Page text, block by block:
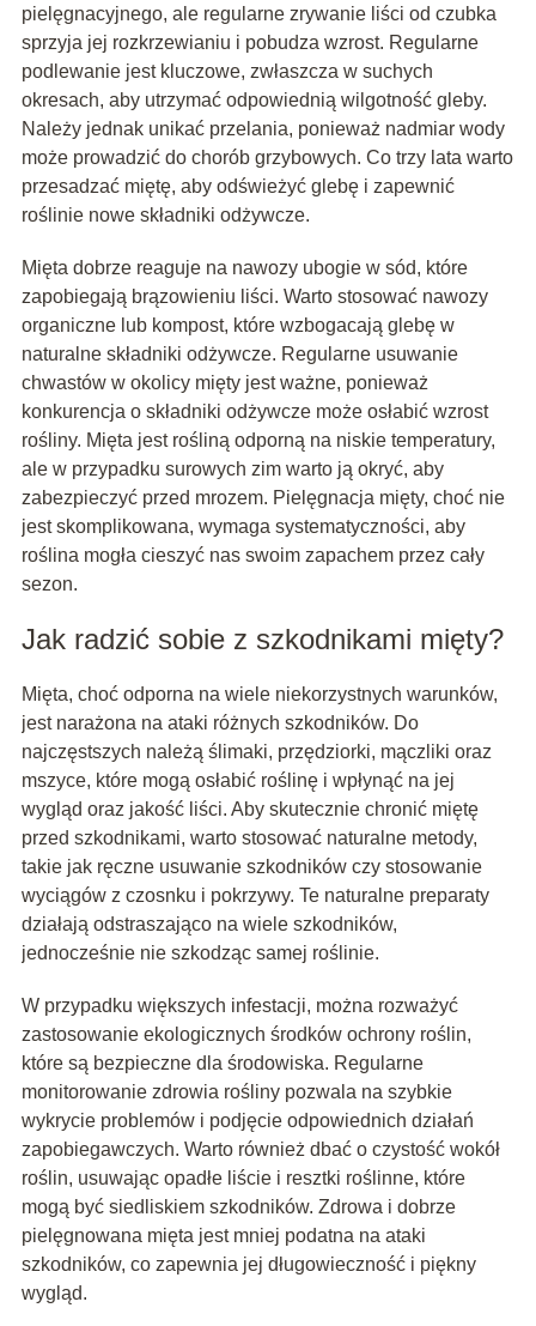
pielęgnacyjnego, ale regularne zrywanie liści od czubka
sprzyja jej rozkrzewianiu i pobudza wzrost. Regularne
podlewanie jest kluczowe, zwłaszcza w suchych
okresach, aby utrzymać odpowiednią wilgotność gleby.
Należy jednak unikać przelania, ponieważ nadmiar wody
może prowadzić do chorób grzybowych. Co trzy lata warto
przesadzać miętę, aby odświeżyć glebę i zapewnić
roślinie nowe składniki odżywcze.
Mięta dobrze reaguje na nawozy ubogie w sód, które
zapobiegają brązowieniu liści. Warto stosować nawozy
organiczne lub kompost, które wzbogacają glebę w
naturalne składniki odżywcze. Regularne usuwanie
chwastów w okolicy mięty jest ważne, ponieważ
konkurencja o składniki odżywcze może osłabić wzrost
rośliny. Mięta jest rośliną odporną na niskie temperatury,
ale w przypadku surowych zim warto ją okryć, aby
zabezpieczyć przed mrozem. Pielęgnacja mięty, choć nie
jest skomplikowana, wymaga systematyczności, aby
roślina mogła cieszyć nas swoim zapachem przez cały
sezon.
Jak radzić sobie z szkodnikami mięty?
Mięta, choć odporna na wiele niekorzystnych warunków,
jest narażona na ataki różnych szkodników. Do
najczęstszych należą ślimaki, przędziorki, mączliki oraz
mszyce, które mogą osłabić roślinę i wpłynąć na jej
wygląd oraz jakość liści. Aby skutecznie chronić miętę
przed szkodnikami, warto stosować naturalne metody,
takie jak ręczne usuwanie szkodników czy stosowanie
wyciągów z czosnku i pokrzywy. Te naturalne preparaty
działają odstraszająco na wiele szkodników,
jednocześnie nie szkodząc samej roślinie.
W przypadku większych infestacji, można rozważyć
zastosowanie ekologicznych środków ochrony roślin,
które są bezpieczne dla środowiska. Regularne
monitorowanie zdrowia rośliny pozwala na szybkie
wykrycie problemów i podjęcie odpowiednich działań
zapobiegawczych. Warto również dbać o czystość wokół
roślin, usuwając opadłe liście i resztki roślinne, które
mogą być siedliskiem szkodników. Zdrowa i dobrze
pielęgnowana mięta jest mniej podatna na ataki
szkodników, co zapewnia jej długowieczność i piękny
wygląd.